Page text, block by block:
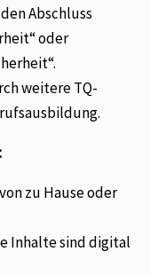
Abschluss
oder
weitere TQ-
zu Hause oder
Inhalte sind digital